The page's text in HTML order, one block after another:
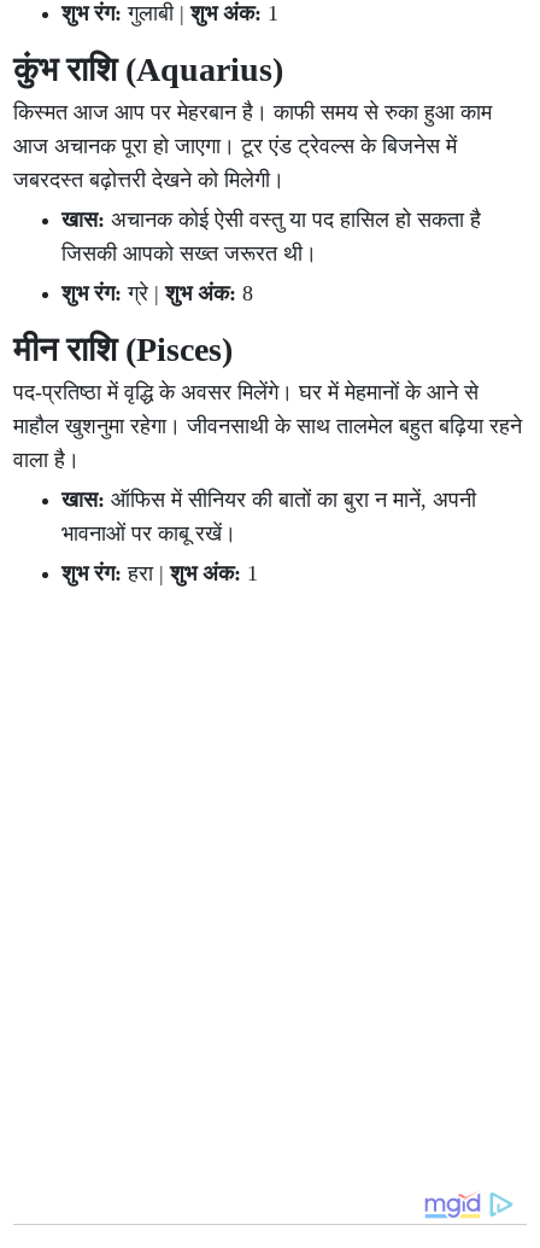
शुभ रंग: गुलाबी |शुभ अंक: 1
कुंभ राशि (Aquarius)
किस्मत आज आप पर मेहरबान है। काफी समय से रुका हुआ काम
आज अचानक पूरा हो जाएगा। टूर एंड ट्रेवल्स के बिजनेस में
जबरदस्त बढ़ोत्तरी देखने को मिलेगी।
खास: अचानक कोई ऐसी वस्तु या पद हासिल हो सकता है
जिसकी आपको सख्त जरूरत थी।
शुभ रंग: ग्रे |शुभ अंक: 8
मीन राशि (Pisces)
पद-प्रतिष्ठा में वृद्धि के अवसर मिलेंगे। घर में मेहमानों के आने से
माहौल खुशनुमा रहेगा। जीवनसाथी के साथ तालमेल बहुत बढ़िया रहने
वाला है।
खास: ऑफिस में सीनियर की बातों का बुरा न मानें, अपनी
भावनाओं पर काबू रखें।
शुभ रंग: हरा |शुभ अंक: 1